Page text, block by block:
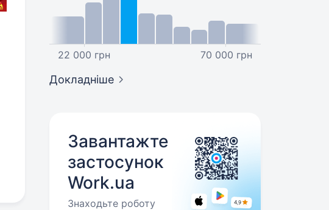
22 000 грн 70 000 грн
Докладніше
Завантажте
застосунок
Work.ua
Знаходьте роботу